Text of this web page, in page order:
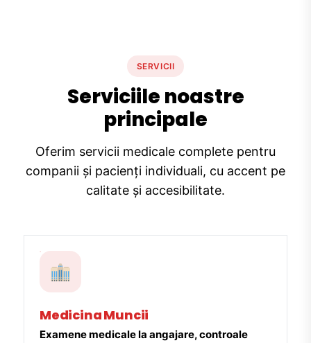
SERVICII
Serviciile noastre
principale
Oferim servicii medicale complete pentru
companii și pacienți individuali, cu accent pe
calitate și accesibilitate.
Medicina Muncii
Examene medicale la angajare, controale